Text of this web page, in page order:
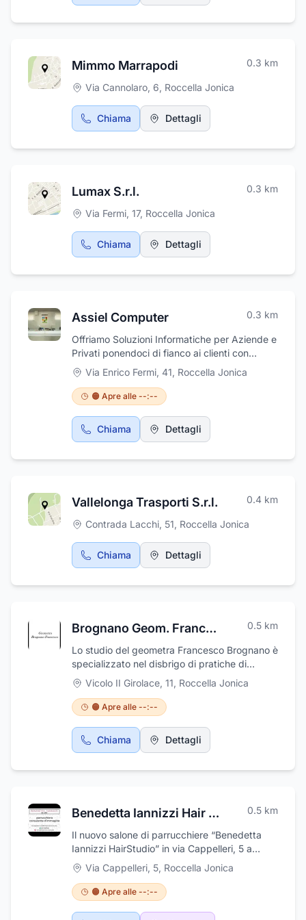
Mimmo Marrapodi 0.3 km
Via Cannolaro, 6, Roccella Jonica
Chiama Dettagli
Lumax S.r.l. 0.3 km
Via Fermi, 17, Roccella Jonica
Chiama Dettagli
Assiel Computer 0.3 km
Offriamo Soluzioni Informatiche per Aziende e
Privati ponendoci di fianco ai clienti con
professionalità e autorevolezza. Non vediamo
l'ora di accoglierti!
Via Enrico Fermi, 41, Roccella Jonica
🟠 Apre alle --:--
Chiama Dettagli
Vallelonga Trasporti S.r.l. 0.4 km
Contrada Lacchi, 51, Roccella Jonica
Chiama Dettagli
Brognano Geom. Francesco 0.5 km
Lo studio del geometra Francesco Brognano è
specializzato nel disbrigo di pratiche di
diverso tipo. Lo studio si rivolge a privati
cittadini, imprese, Enti Pubblici e professionisti
del territorio è la scelta ideale per chi
necessita di assistenza e consulenza in
materia di pratiche comunali e catastali ma
anche per perizie, volture, progetti e
una consulenza specialistica, lo studio del
Calabria,
Vicolo II Girolace, 11, Roccella Jonica
🟠 Apre alle --:--
Chiama Dettagli
Benedetta Iannizzi Hair Studio 0.5 km
Il nuovo salone di parrucchiere “Benedetta
Iannizzi HairStudio” in via Cappelleri, 5 a
Roccella Jonica, è fine e particolare. I colori
chiari scelti per le pareti mettono in risalto i
particolari creati in nero per dare un tocco di
eleganza e raffinatezza all’ambiente. Molto
accogliente già dall’entrata troviamo una
Via Cappelleri, 5, Roccella Jonica
🟠 Apre alle --:--